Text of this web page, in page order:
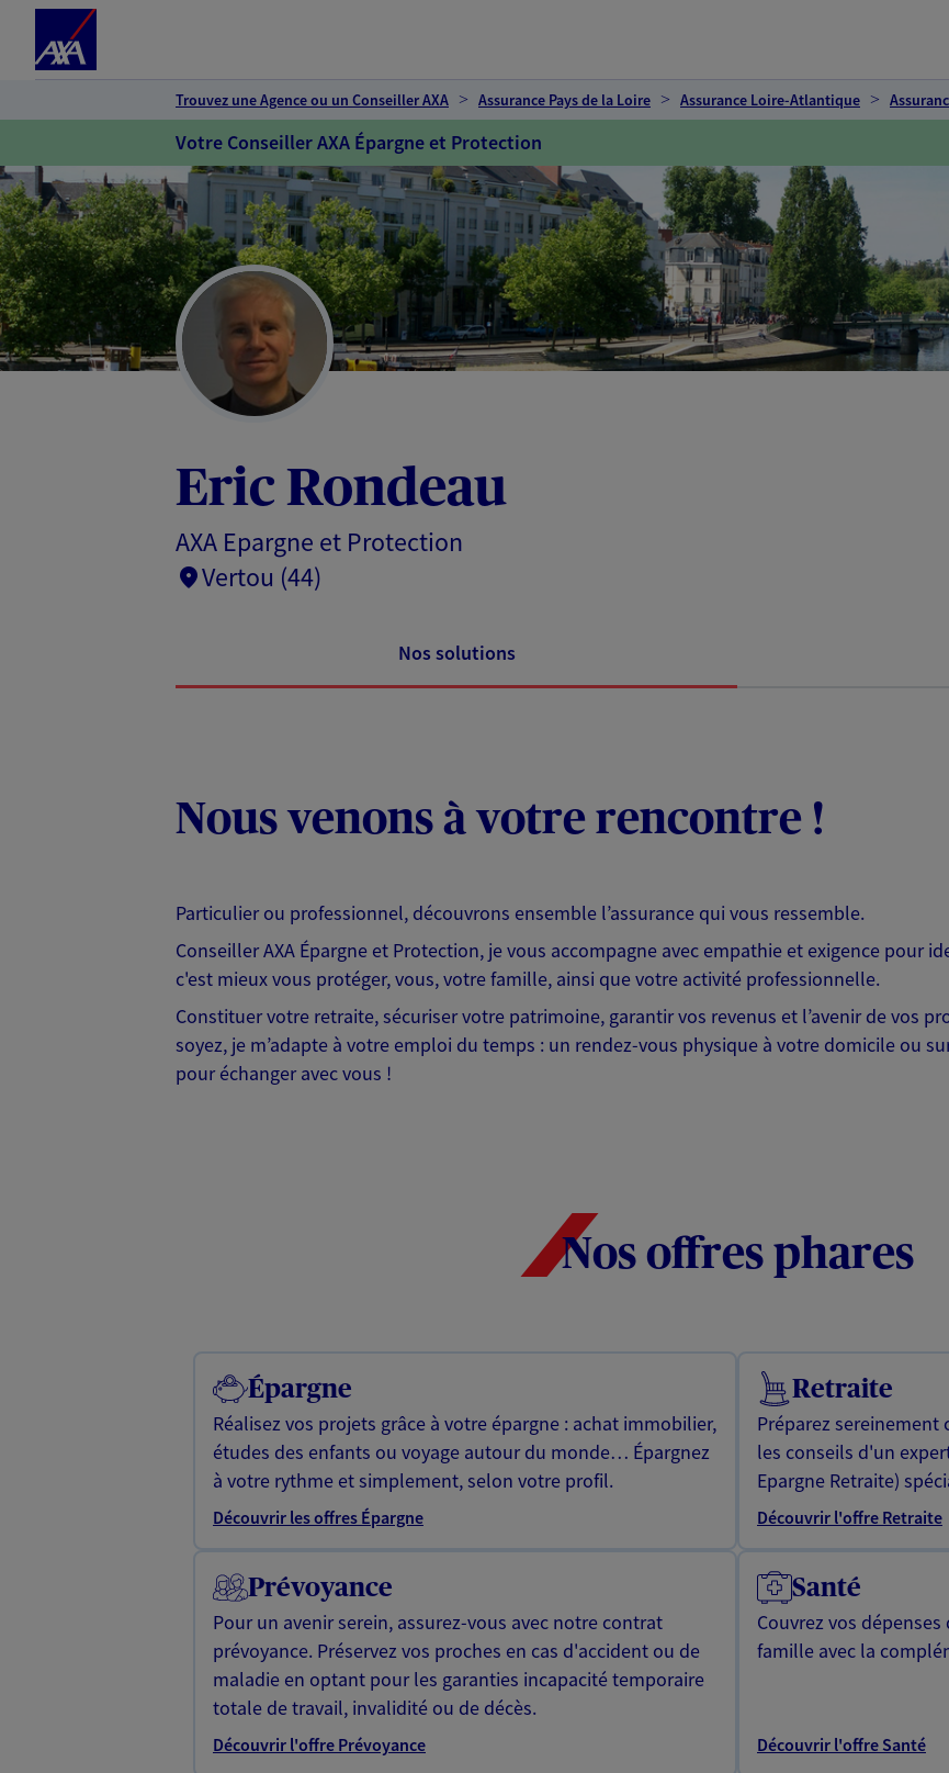
Trouvez une Agence ou un Conseiller AXA Assurance Pays de la Loire Assurance Loire-Atlantique
Votre Conseiller AXA Épargne et Protection
Eric Rondeau
AXA Epargne et Protection
Vertou (44)
Nos solutions
Nous venons à votre rencontre !
Particulier ou professionnel, découvrons ensemble l’assurance qui vous ressemble.
Conseiller AXA Épargne et Protection, je vous accompagne avec empathie et exigence pour
c'est mieux vous protéger, vous, votre famille, ainsi que votre activité professionnelle.
Constituer votre retraite, sécuriser votre patrimoine, garantir vos revenus et l’avenir de vos
soyez, je m’adapte à votre emploi du temps : un rendez-vous physique à votre domicile ou
pour échanger avec vous !
Nos offres phares
Épargne
Réalisez vos projets grâce à votre épargne : achat immobilier,
études des enfants ou voyage autour du monde… Épargnez
à votre rythme et simplement, selon votre profil.
Découvrir les offres Épargne
Retraite
Préparez sereinement
les conseils d'un
Epargne Retraite)
Découvrir l'offre Retraite
Prévoyance
Pour un avenir serein, assurez-vous avec notre contrat
prévoyance. Préservez vos proches en cas d'accident ou de
maladie en optant pour les garanties incapacité temporaire
totale de travail, invalidité ou de décès.
Découvrir l'offre Prévoyance
Santé
Couvrez vos
famille avec la
Découvrir l'offre Santé